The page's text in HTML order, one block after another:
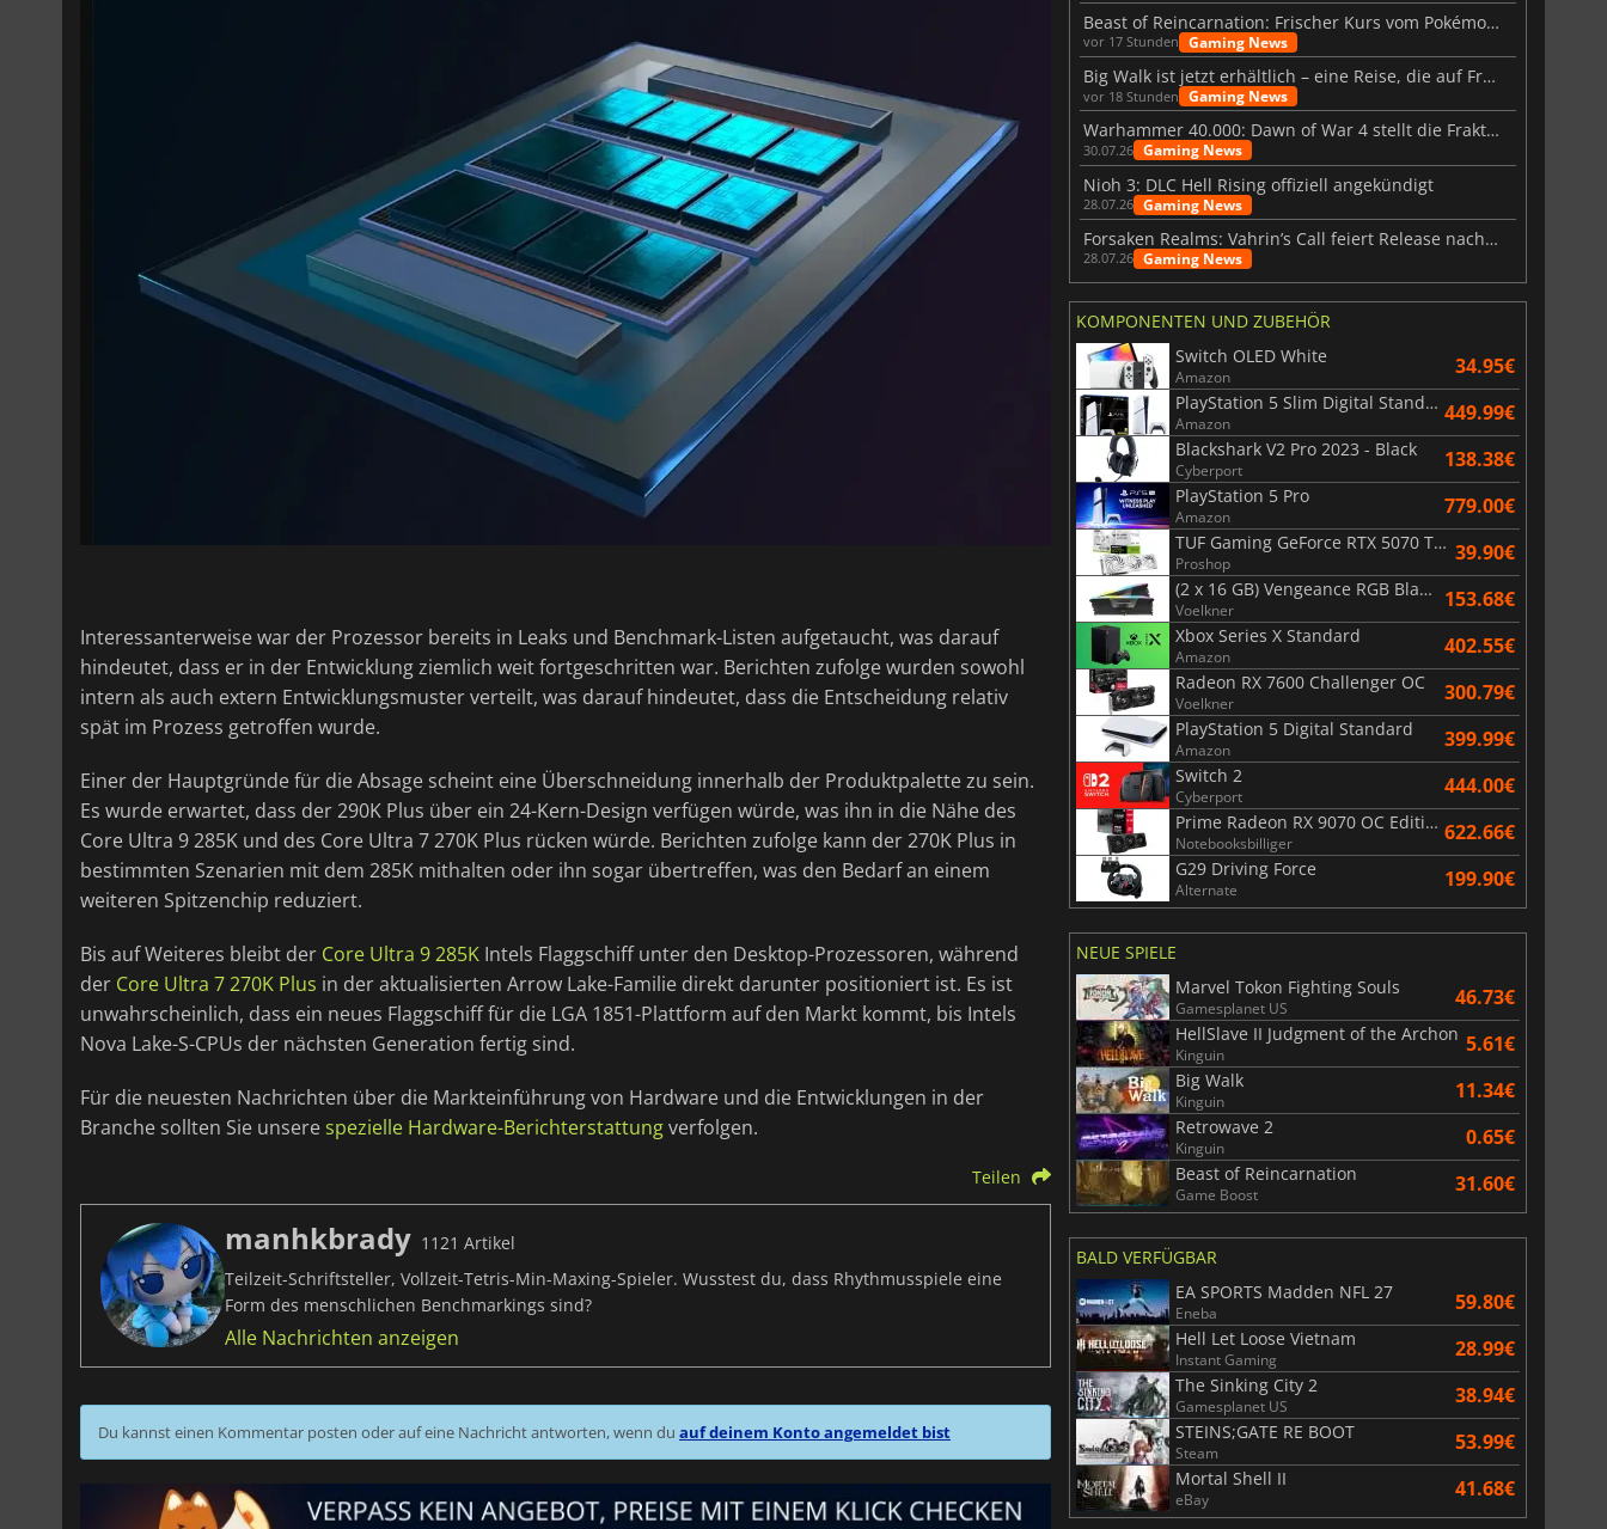
Interessanterweise war der Prozessor bereits in Leaks und Benchmark-Listen aufgetaucht, was darauf
hindeutet, dass er in der Entwicklung ziemlich weit fortgeschritten war. Berichten zufolge wurden sowohl
intern als auch extern Entwicklungsmuster verteilt, was darauf hindeutet, dass die Entscheidung relativ
spät im Prozess getroffen wurde.
Einer der Hauptgründe für die Absage scheint eine Überschneidung innerhalb der Produktpalette zu sein.
Es wurde erwartet, dass der 290K Plus über ein 24-Kern-Design verfügen würde, was ihn in die Nähe des
Core Ultra 9 285K und des Core Ultra 7 270K Plus rücken würde. Berichten zufolge kann der 270K Plus in
bestimmten Szenarien mit dem 285K mithalten oder ihn sogar übertreffen, was den Bedarf an einem
weiteren Spitzenchip reduziert.
Bis auf Weiteres bleibt der Core Ultra 9 285K Intels Flaggschiff unter den Desktop-Prozessoren, während
der Core Ultra 7 270K Plus in der aktualisierten Arrow Lake-Familie direkt darunter positioniert ist. Es ist
unwahrscheinlich, dass ein neues Flaggschiff für die LGA 1851-Plattform auf den Markt kommt, bis Intels
Nova Lake-S-CPUs der nächsten Generation fertig sind.
Für die neuesten Nachrichten über die Markteinführung von Hardware und die Entwicklungen in der
Branche sollten Sie unserespezielle Hardware-Berichterstattungverfolgen.
Teilen
manhkbrady 1121 Artikel
Teilzeit-Schriftsteller, Vollzeit-Tetris-Min-Maxing-Spieler. Wusstest du, dass Rhythmusspiele eine
Form des menschlichen Benchmarkings sind?
Alle Nachrichten anzeigen
Du kannst einen Kommentar posten oder auf eine Nachricht antworten, wenn du auf deinem Konto angemeldet bist
Beast of Reincarnation: Frischer Kurs vom Pokémon-Studio
vor 17 Stunden Gaming News
Big Walk ist jetzt erhältlich – eine Reise, die auf Freundschaft basiert
vor 18 Stunden Gaming News
Warhammer 40.000: Dawn of War 4 stellt die Fraktion der Necrons vor
30.07.26 Gaming News
Nioh 3: DLC Hell Rising offiziell angekündigt
28.07.26 Gaming News
Forsaken Realms: Vahrin’s Call feiert Release nach 10 Jahren
28.07.26 Gaming News
KOMPONENTEN UND ZUBEHÖR
Switch OLED White
Amazon 34.95€
PlayStation 5 Slim Digital Standard
Amazon 449.99€
Blackshark V2 Pro 2023 - Black
Cyberport 138.38€
PlayStation 5 Pro
Amazon 779.00€
TUF Gaming GeForce RTX 5070 Ti OC White Edition 16GB
Proshop 39.90€
(2 x 16 GB) Vengeance RGB Black AMD Expo 6000 MHz - CAS 30
Voelkner 153.68€
Xbox Series X Standard
Amazon 402.55€
Radeon RX 7600 Challenger OC
Voelkner 300.79€
PlayStation 5 Digital Standard
Amazon 399.99€
Switch 2
Cyberport 444.00€
Prime Radeon RX 9070 OC Edition 16GB
Notebooksbilliger 622.66€
G29 Driving Force
Alternate 199.90€
NEUE SPIELE
Marvel Tokon Fighting Souls
Gamesplanet US 46.73€
HellSlave II Judgment of the Archon
Kinguin 5.61€
Big Walk
Kinguin 11.34€
Retrowave 2
Kinguin 0.65€
Beast of Reincarnation
Game Boost 31.60€
BALD VERFÜGBAR
EA SPORTS Madden NFL 27
Eneba 59.80€
Hell Let Loose Vietnam
Instant Gaming 28.99€
The Sinking City 2
Gamesplanet US 38.94€
STEINS;GATE RE BOOT
Steam 53.99€
Mortal Shell II
eBay 41.68€